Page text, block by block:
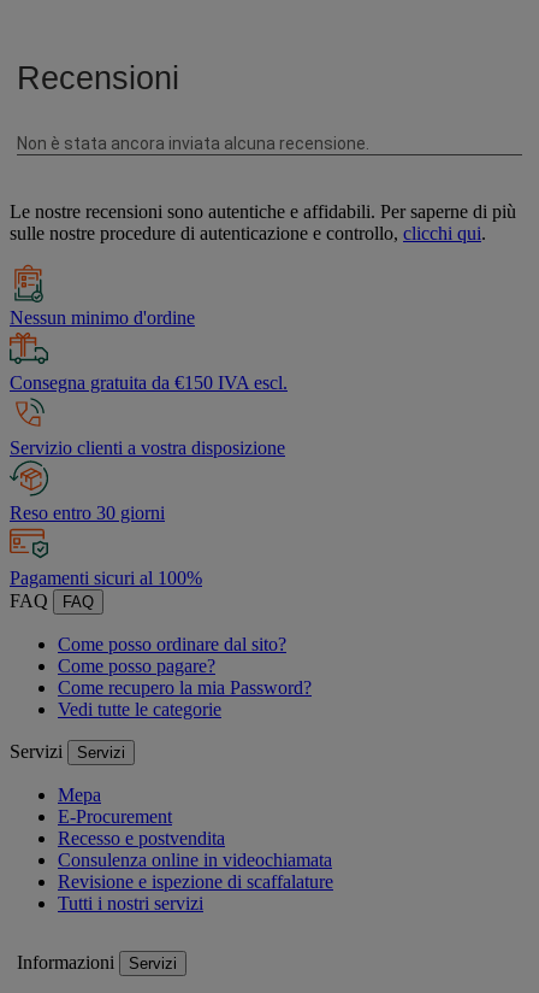
Le nostre recensioni sono autentiche e affidabili. Per saperne di più
sulle nostre procedure di autenticazione e controllo, clicchi qui.
Nessun minimo d'ordine
Consegna gratuita da €150 IVA escl.
Servizio clienti a vostra disposizione
Reso entro 30 giorni
Pagamenti sicuri al 100%
FAQ
FAQ
Come posso ordinare dal sito?
Come posso pagare?
Come recupero la mia Password?
Vedi tutte le categorie
Servizi Servizi
Mepa
E-Procurement
Recesso e postvendita
Consulenza online in videochiamata
Revisione e ispezione di scaffalature
Tutti i nostri servizi
Informazioni Servizi